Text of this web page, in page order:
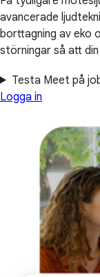
avancerade
borttagning av eko
störningar så att
Testa Meet på
Logga in